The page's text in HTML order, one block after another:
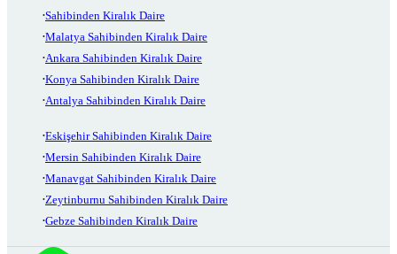
Sahibinden Kiralık Daire
Malatya Sahibinden Kiralık Daire
Ankara Sahibinden Kiralık Daire
Konya Sahibinden Kiralık Daire
Antalya Sahibinden Kiralık Daire
Eskişehir Sahibinden Kiralık Daire
Mersin Sahibinden Kiralık Daire
Manavgat Sahibinden Kiralık Daire
Zeytinburnu Sahibinden Kiralık Daire
Gebze Sahibinden Kiralık Daire